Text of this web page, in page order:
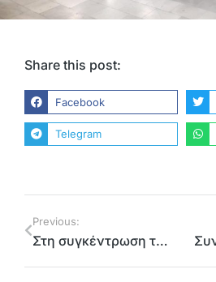
Share this post:
Facebook
Telegram
Previous:
Στη συγκέντρωση του ΟΜ Παιανία – Γλυκά Νερά